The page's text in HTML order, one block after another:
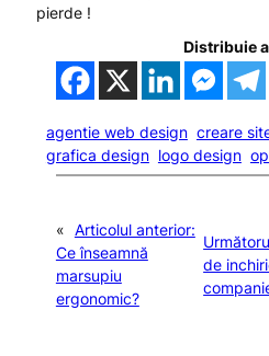
pierde !
Distribuie
agentie web design creare
grafica design logo design
« Articolul anterior:
Ce înseamnă
marsupiu
ergonomic?
de